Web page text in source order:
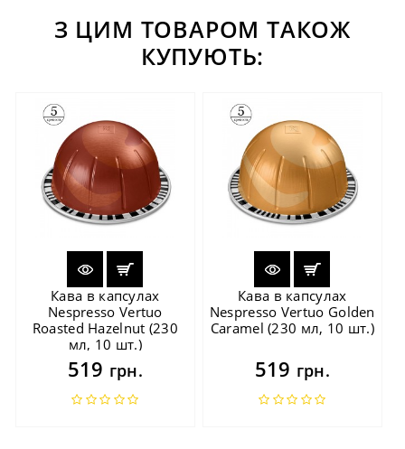
З ЦИМ ТОВАРОМ ТАКОЖ
КУПУЮТЬ:
Кава в капсулах
Nespresso Vertuo
Roasted Hazelnut (230
мл, 10 шт.)
519 грн.
Кава в капсулах
Nespresso Vertuo Golden
Caramel (230 мл, 10 шт.)
519 грн.